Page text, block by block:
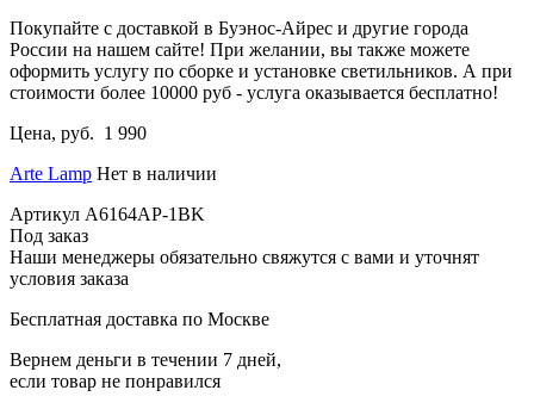
Покупайте с доставкой в Буэнос-Айрес и другие города
России на нашем сайте! При желании, вы также можете
оформить услугу по сборке и установке светильников. А при
стоимости более 10000 руб - услуга оказывается бесплатно!
Цена, руб. 1 990
Arte Lamp Нет в наличии
Артикул A6164AP-1BK
Под заказ
Наши менеджеры обязательно свяжутся с вами и уточнят
условия заказа
Бесплатная доставка по Москве
Вернем деньги в течении 7 дней,
если товар не понравился